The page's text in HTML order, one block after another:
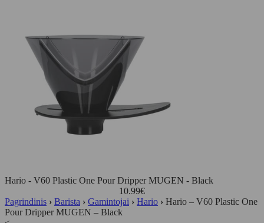
Hario - V60 Plastic One Pour Dripper MUGEN - Black
10.99€
Pagrindinis › Barista › Gamintojai › Hario › Hario – V60 Plastic One
Pour Dripper MUGEN – Black